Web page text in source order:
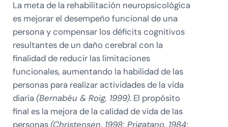
La meta de la rehabilitación neuropsicológica
es mejorar el desempeño funcional de una
persona y compensar los déficits cognitivos
resultantes de un daño cerebral con la
finalidad de reducir las limitaciones
funcionales, aumentando la habilidad de las
personas para realizar actividades de la vida
diaria (Bernabéu & Roig, 1999). El propósito
final es la mejora de la calidad de vida de las
personas (Christensen, 1998; Prigatano, 1984;